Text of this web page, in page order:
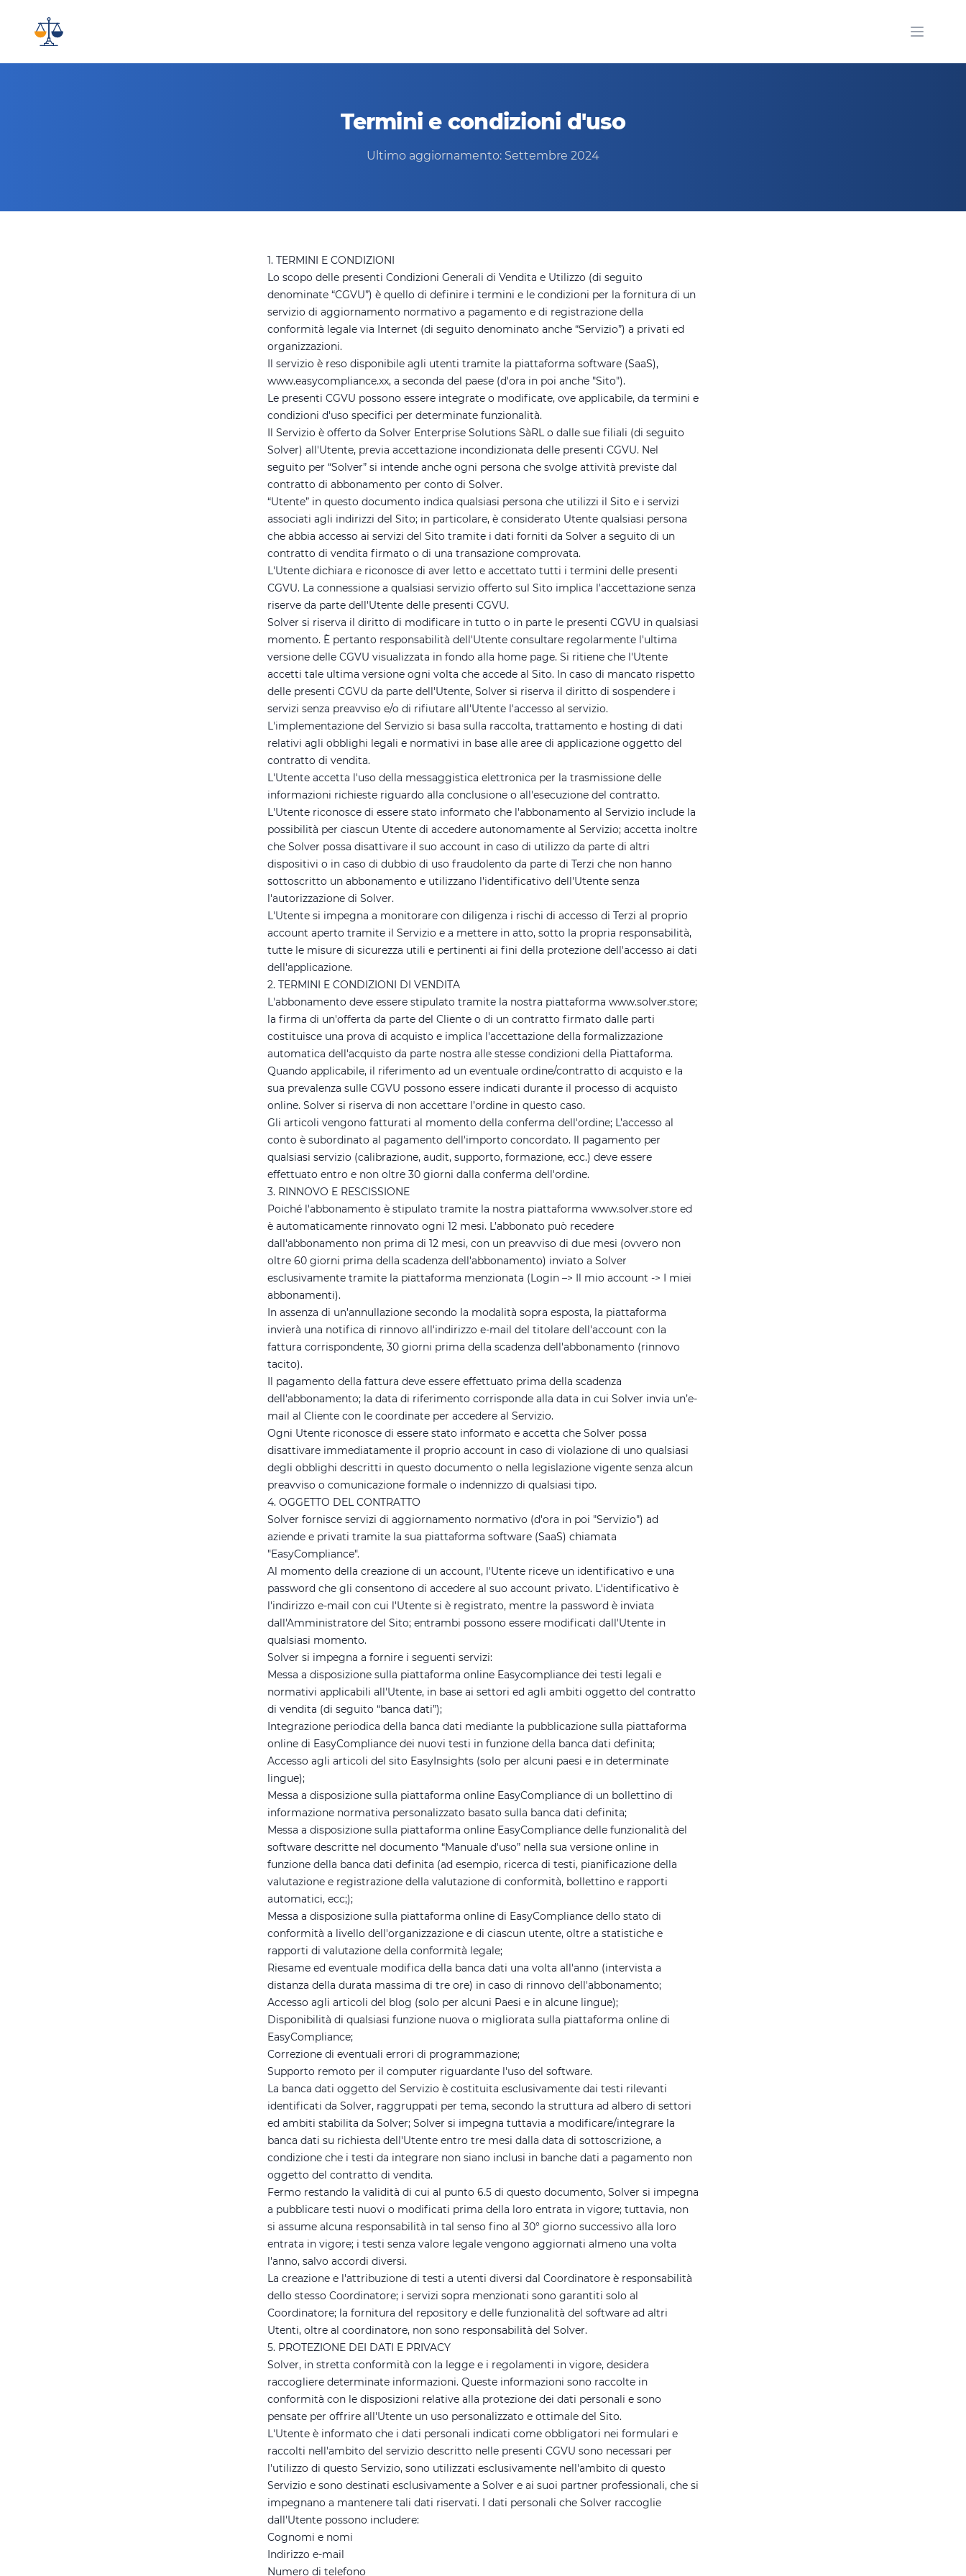
EasyCompliance
Open
Termini e condizioni d'uso
Ultimo aggiornamento: Settembre 2024
1. TERMINI E CONDIZIONI
Lo scopo delle presenti Condizioni Generali di Vendita e Utilizzo (di seguito
denominate “CGVU”) è quello di definire i termini e le condizioni per la fornitura di un
servizio di aggiornamento normativo a pagamento e di registrazione della
conformità legale via Internet (di seguito denominato anche “Servizio”) a privati ed
organizzazioni.
Il servizio è reso disponibile agli utenti tramite la piattaforma software (SaaS),
www.easycompliance.xx, a seconda del paese (d'ora in poi anche "Sito").
Le presenti CGVU possono essere integrate o modificate, ove applicabile, da termini e
condizioni d'uso specifici per determinate funzionalità.
Il Servizio è offerto da Solver Enterprise Solutions SàRL o dalle sue filiali (di seguito
Solver) all'Utente, previa accettazione incondizionata delle presenti CGVU. Nel
seguito per “Solver” si intende anche ogni persona che svolge attività previste dal
contratto di abbonamento per conto di Solver.
“Utente” in questo documento indica qualsiasi persona che utilizzi il Sito e i servizi
associati agli indirizzi del Sito; in particolare, è considerato Utente qualsiasi persona
che abbia accesso ai servizi del Sito tramite i dati forniti da Solver a seguito di un
contratto di vendita firmato o di una transazione comprovata.
L'Utente dichiara e riconosce di aver letto e accettato tutti i termini delle presenti
CGVU. La connessione a qualsiasi servizio offerto sul Sito implica l'accettazione senza
riserve da parte dell'Utente delle presenti CGVU.
Solver si riserva il diritto di modificare in tutto o in parte le presenti CGVU in qualsiasi
momento. È pertanto responsabilità dell'Utente consultare regolarmente l'ultima
versione delle CGVU visualizzata in fondo alla home page. Si ritiene che l'Utente
accetti tale ultima versione ogni volta che accede al Sito. In caso di mancato rispetto
delle presenti CGVU da parte dell'Utente, Solver si riserva il diritto di sospendere i
servizi senza preavviso e/o di rifiutare all'Utente l'accesso al servizio.
L'implementazione del Servizio si basa sulla raccolta, trattamento e hosting di dati
relativi agli obblighi legali e normativi in base alle aree di applicazione oggetto del
contratto di vendita.
L'Utente accetta l'uso della messaggistica elettronica per la trasmissione delle
informazioni richieste riguardo alla conclusione o all'esecuzione del contratto.
L'Utente riconosce di essere stato informato che l'abbonamento al Servizio include la
possibilità per ciascun Utente di accedere autonomamente al Servizio; accetta inoltre
che Solver possa disattivare il suo account in caso di utilizzo da parte di altri
dispositivi o in caso di dubbio di uso fraudolento da parte di Terzi che non hanno
sottoscritto un abbonamento e utilizzano l'identificativo dell'Utente senza
l'autorizzazione di Solver.
L'Utente si impegna a monitorare con diligenza i rischi di accesso di Terzi al proprio
account aperto tramite il Servizio e a mettere in atto, sotto la propria responsabilità,
tutte le misure di sicurezza utili e pertinenti ai fini della protezione dell'accesso ai dati
dell'applicazione.
2. TERMINI E CONDIZIONI DI VENDITA
L'abbonamento deve essere stipulato tramite la nostra piattaforma www.solver.store;
la firma di un'offerta da parte del Cliente o di un contratto firmato dalle parti
costituisce una prova di acquisto e implica l'accettazione della formalizzazione
automatica dell'acquisto da parte nostra alle stesse condizioni della Piattaforma.
Quando applicabile, il riferimento ad un eventuale ordine/contratto di acquisto e la
sua prevalenza sulle CGVU possono essere indicati durante il processo di acquisto
online. Solver si riserva di non accettare l’ordine in questo caso.
Gli articoli vengono fatturati al momento della conferma dell'ordine; L’accesso al
conto è subordinato al pagamento dell'importo concordato. Il pagamento per
qualsiasi servizio (calibrazione, audit, supporto, formazione, ecc.) deve essere
effettuato entro e non oltre 30 giorni dalla conferma dell'ordine.
3. RINNOVO E RESCISSIONE
Poiché l'abbonamento è stipulato tramite la nostra piattaforma www.solver.store ed
è automaticamente rinnovato ogni 12 mesi. L’abbonato può recedere
dall'abbonamento non prima di 12 mesi, con un preavviso di due mesi (ovvero non
oltre 60 giorni prima della scadenza dell'abbonamento) inviato a Solver
esclusivamente tramite la piattaforma menzionata (Login –> Il mio account -> I miei
abbonamenti).
In assenza di un’annullazione secondo la modalità sopra esposta, la piattaforma
invierà una notifica di rinnovo all'indirizzo e-mail del titolare dell'account con la
fattura corrispondente, 30 giorni prima della scadenza dell'abbonamento (rinnovo
tacito).
Il pagamento della fattura deve essere effettuato prima della scadenza
dell'abbonamento; la data di riferimento corrisponde alla data in cui Solver invia un’e-
mail al Cliente con le coordinate per accedere al Servizio.
Ogni Utente riconosce di essere stato informato e accetta che Solver possa
disattivare immediatamente il proprio account in caso di violazione di uno qualsiasi
degli obblighi descritti in questo documento o nella legislazione vigente senza alcun
preavviso o comunicazione formale o indennizzo di qualsiasi tipo.
4. OGGETTO DEL CONTRATTO
Solver fornisce servizi di aggiornamento normativo (d'ora in poi "Servizio") ad
aziende e privati tramite la sua piattaforma software (SaaS) chiamata
"EasyCompliance".
Al momento della creazione di un account, l'Utente riceve un identificativo e una
password che gli consentono di accedere al suo account privato. L'identificativo è
l'indirizzo e-mail con cui l'Utente si è registrato, mentre la password è inviata
dall'Amministratore del Sito; entrambi possono essere modificati dall'Utente in
qualsiasi momento.
Solver si impegna a fornire i seguenti servizi:
Messa a disposizione sulla piattaforma online Easycompliance dei testi legali e
normativi applicabili all'Utente, in base ai settori ed agli ambiti oggetto del contratto
di vendita (di seguito “banca dati”);
Integrazione periodica della banca dati mediante la pubblicazione sulla piattaforma
online di EasyCompliance dei nuovi testi in funzione della banca dati definita;
Accesso agli articoli del sito EasyInsights (solo per alcuni paesi e in determinate
lingue);
Messa a disposizione sulla piattaforma online EasyCompliance di un bollettino di
informazione normativa personalizzato basato sulla banca dati definita;
Messa a disposizione sulla piattaforma online EasyCompliance delle funzionalità del
software descritte nel documento “Manuale d'uso” nella sua versione online in
funzione della banca dati definita (ad esempio, ricerca di testi, pianificazione della
valutazione e registrazione della valutazione di conformità, bollettino e rapporti
automatici, ecc;);
Messa a disposizione sulla piattaforma online di EasyCompliance dello stato di
conformità a livello dell'organizzazione e di ciascun utente, oltre a statistiche e
rapporti di valutazione della conformità legale;
Riesame ed eventuale modifica della banca dati una volta all'anno (intervista a
distanza della durata massima di tre ore) in caso di rinnovo dell'abbonamento;
Accesso agli articoli del blog (solo per alcuni Paesi e in alcune lingue);
Disponibilità di qualsiasi funzione nuova o migliorata sulla piattaforma online di
EasyCompliance;
Correzione di eventuali errori di programmazione;
Supporto remoto per il computer riguardante l'uso del software.
La banca dati oggetto del Servizio è costituita esclusivamente dai testi rilevanti
identificati da Solver, raggruppati per tema, secondo la struttura ad albero di settori
ed ambiti stabilita da Solver; Solver si impegna tuttavia a modificare/integrare la
banca dati su richiesta dell'Utente entro tre mesi dalla data di sottoscrizione, a
condizione che i testi da integrare non siano inclusi in banche dati a pagamento non
oggetto del contratto di vendita.
Fermo restando la validità di cui al punto 6.5 di questo documento, Solver si impegna
a pubblicare testi nuovi o modificati prima della loro entrata in vigore; tuttavia, non
si assume alcuna responsabilità in tal senso fino al 30° giorno successivo alla loro
entrata in vigore; i testi senza valore legale vengono aggiornati almeno una volta
l'anno, salvo accordi diversi.
La creazione e l'attribuzione di testi a utenti diversi dal Coordinatore è responsabilità
dello stesso Coordinatore; i servizi sopra menzionati sono garantiti solo al
Coordinatore; la fornitura del repository e delle funzionalità del software ad altri
Utenti, oltre al coordinatore, non sono responsabilità del Solver.
5. PROTEZIONE DEI DATI E PRIVACY
Solver, in stretta conformità con la legge e i regolamenti in vigore, desidera
raccogliere determinate informazioni. Queste informazioni sono raccolte in
conformità con le disposizioni relative alla protezione dei dati personali e sono
pensate per offrire all'Utente un uso personalizzato e ottimale del Sito.
L'Utente è informato che i dati personali indicati come obbligatori nei formulari e
raccolti nell'ambito del servizio descritto nelle presenti CGVU sono necessari per
l'utilizzo di questo Servizio, sono utilizzati esclusivamente nell'ambito di questo
Servizio e sono destinati esclusivamente a Solver e ai suoi partner professionali, che si
impegnano a mantenere tali dati riservati. I dati personali che Solver raccoglie
dall'Utente possono includere:
Cognomi e nomi
Indirizzo e-mail
Numero di telefono